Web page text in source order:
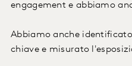
engagement e abbiamo
Abbiamo anche
chiave e misurato